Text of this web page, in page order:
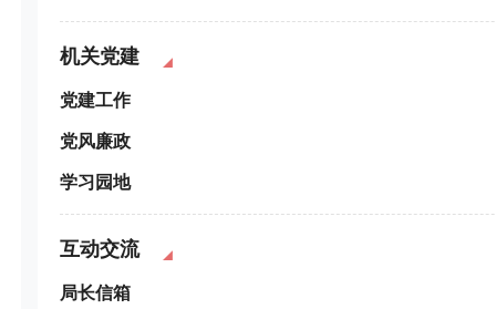
机关党建
党建工作
党风廉政
学习园地
互动交流
局长信箱